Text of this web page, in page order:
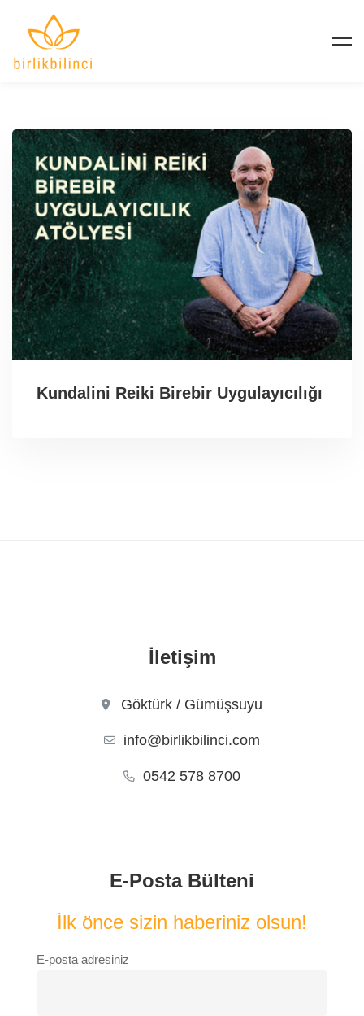
Kundalini Reiki Birebir Uygulayıcılığı
İletişim
Göktürk / Gümüşsuyu
info@birlikbilinci.com
0542 578 8700
E-Posta Bülteni
İlk önce sizin haberiniz olsun!
E-posta adresiniz